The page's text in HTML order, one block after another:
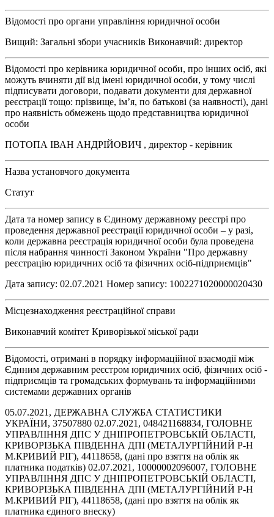
Відомості про органи управління юридичної особи
Вищий: Загальні збори учасників Виконавчий: директор
Відомості про керівника юридичної особи, про інших осіб, які
можуть вчиняти дії від імені юридичної особи, у тому числі
підписувати договори, подавати документи для державної
реєстрації тощо: прізвище, ім’я, по батькові (за наявності), дані
про наявність обмежень щодо представництва юридичної
особи
ПОТОПА ІВАН АНДРІЙОВИЧ , директор - керівник
Назва установчого документа
Статут
Дата та номер запису в Єдиному державному реєстрі про
проведення державної реєстрації юридичної особи – у разі,
коли державна реєстрація юридичної особи була проведена
після набрання чинності Законом України "Про державну
реєстрацію юридичних осіб та фізичних осіб-підприємців"
Дата запису: 02.07.2021 Номер запису: 1002271020000020430
Місцезнаходження реєстраційної справи
Виконавчий комітет Криворізької міської ради
Відомості, отримані в порядку інформаційної взаємодії між
Єдиним державним реєстром юридичних осіб, фізичних осіб -
підприємців та громадських формувань та інформаційними
системами державних органів
05.07.2021, ДЕРЖАВНА СЛУЖБА СТАТИСТИКИ
УКРАЇНИ, 37507880 02.07.2021, 048421168834, ГОЛОВНЕ
УПРАВЛІННЯ ДПС У ДНІПРОПЕТРОВСЬКІЙ ОБЛАСТІ,
КРИВОРІЗЬКА ПІВДЕННА ДПІ (МЕТАЛУРГІЙНИЙ Р-Н
М.КРИВИЙ РІГ), 44118658, (дані про взяття на облік як
платника податків) 02.07.2021, 10000002096007, ГОЛОВНЕ
УПРАВЛІННЯ ДПС У ДНІПРОПЕТРОВСЬКІЙ ОБЛАСТІ,
КРИВОРІЗЬКА ПІВДЕННА ДПІ (МЕТАЛУРГІЙНИЙ Р-Н
М.КРИВИЙ РІГ), 44118658, (дані про взяття на облік як
платника єдиного внеску)